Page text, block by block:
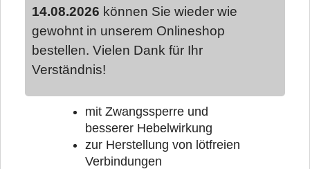
14.08.2026 können Sie wieder wie
gewohnt in unserem Onlineshop
bestellen. Vielen Dank für Ihr
Verständnis!
mit Zwangssperre und
besserer Hebelwirkung
zur Herstellung von lötfreien
Verbindungen